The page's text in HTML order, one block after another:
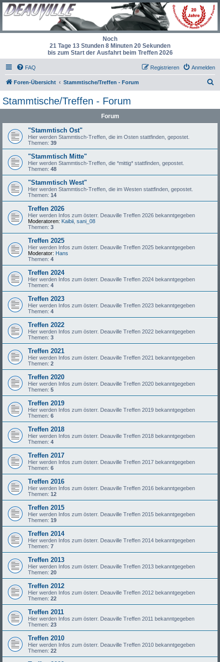
Noch
21 Tage 13 Stunden 8 Minuten 20 Sekunden
bis zum Start der Ausfahrt beim Treffen 2026
FAQ Anmelden
Registrieren
Foren-Übersicht Stammtische/Treffen - Forum
Stammtische/Treffen - Forum
Forum
"Stammtisch Ost"
Hier werden Stammtisch-Treffen, die im Osten stattfinden, gepostet.
Themen: 39
"Stammtisch Mitte"
Hier werden Stammtisch-Treffen, die *mittig* stattfinden, gepostet.
Themen: 48
"Stammtisch West"
Hier werden Stammtisch-Treffen, die im Westen stattfinden, gepostet.
Themen: 14
Treffen 2026
Hier werden Infos zum österr. Deauville Treffen 2026 bekanntgegeben
Moderatoren: Kaibii sani_08
Themen: 3
Treffen 2025
Hier werden Infos zum österr. Deauville Treffen 2025 bekanntgegeben
Moderator: Hans
Themen: 4
Treffen 2024
Hier werden Infos zum österr. Deauville Treffen 2024 bekanntgegeben
Themen: 4
Treffen 2023
Hier werden Infos zum österr. Deauville Treffen 2023 bekanntgegeben
Themen: 4
Treffen 2022
Hier werden Infos zum österr. Deauville Treffen 2022 bekanntgegeben
Themen: 3
Treffen 2021
Hier werden Infos zum österr. Deauville Treffen 2021 bekanntgegeben
Themen: 2
Treffen 2020
Hier werden Infos zum österr. Deauville Treffen 2020 bekanntgegeben
Themen: 5
Treffen 2019
Hier werden Infos zum österr. Deauville Treffen 2019 bekanntgegeben
Themen: 6
Treffen 2018
Hier werden Infos zum österr. Deauville Treffen 2018 bekanntgegeben
Themen: 4
Treffen 2017
Hier werden Infos zum österr. Deauville Treffen 2017 bekanntgegeben
Themen: 6
Treffen 2016
Hier werden Infos zum österr. Deauville Treffen 2016 bekanntgegeben
Themen: 12
Treffen 2015
Hier werden Infos zum österr. Deauville Treffen 2015 bekanntgegeben
Themen: 19
Treffen 2014
Hier werden Infos zum österr. Deauville Treffen 2014 bekanntgegeben
Themen: 7
Treffen 2013
Hier werden Infos zum österr. Deauville Treffen 2013 bekanntgegeben
Themen: 20
Treffen 2012
Hier werden Infos zum österr. Deauville Treffen 2012 bekanntgegeben
Themen: 22
Treffen 2011
Hier werden Infos zum österr. Deauville Treffen 2011 bekanntgegeben
Themen: 23
Treffen 2010
Hier werden Infos zum österr. Deauville Treffen 2010 bekanntgegeben
Themen: 22